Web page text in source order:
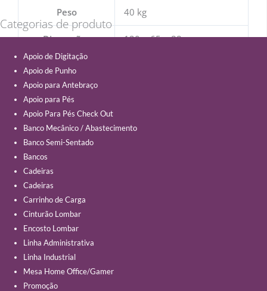
Peso 40 kg
Dimensões 120 × 65 × 88 cm
Categorias de produto
Apoio de Digitação
Apoio de Punho
Apoio para Antebraço
Apoio para Pés
Apoio Para Pés Check Out
Banco Mecânico / Abastecimento
Banco Semi-Sentado
Bancos
Cadeiras
Cadeiras
Carrinho de Carga
Cinturão Lombar
Encosto Lombar
Linha Administrativa
Linha Industrial
Mesa Home Office/Gamer
Promoção